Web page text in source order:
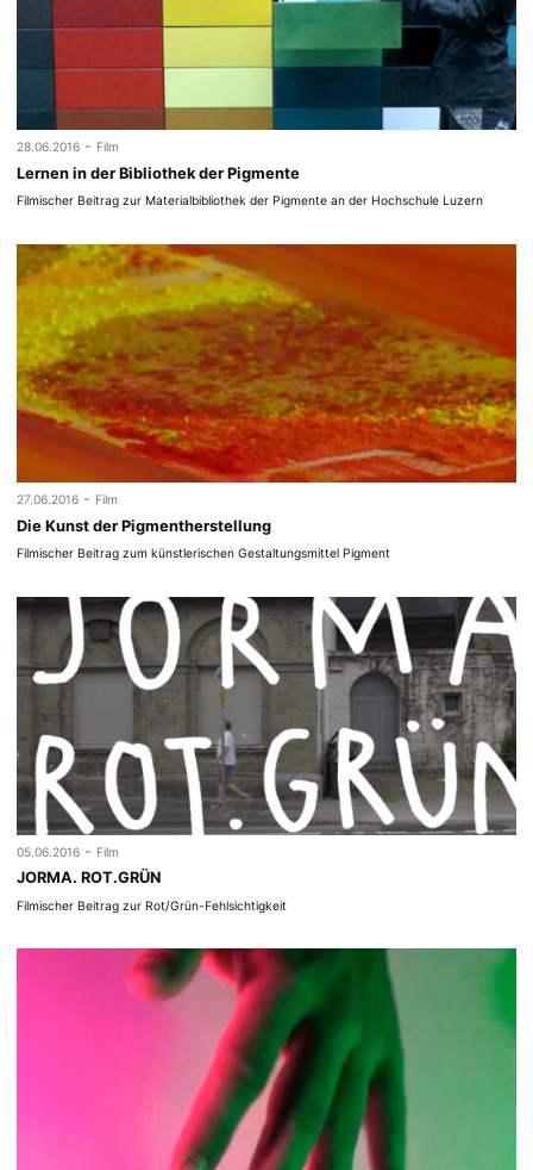
28.06.2016 - Film
Lernen in der Bibliothek der Pigmente
Filmischer Beitrag zur Materialbibliothek der Pigmente an der Hochschule Luzern
27.06.2016 - Film
Die Kunst der Pigmentherstellung
Filmischer Beitrag zum künstlerischen Gestaltungsmittel Pigment
05.06.2016 - Film
JORMA. ROT.GRÜN
Filmischer Beitrag zur Rot/Grün-Fehlsichtigkeit